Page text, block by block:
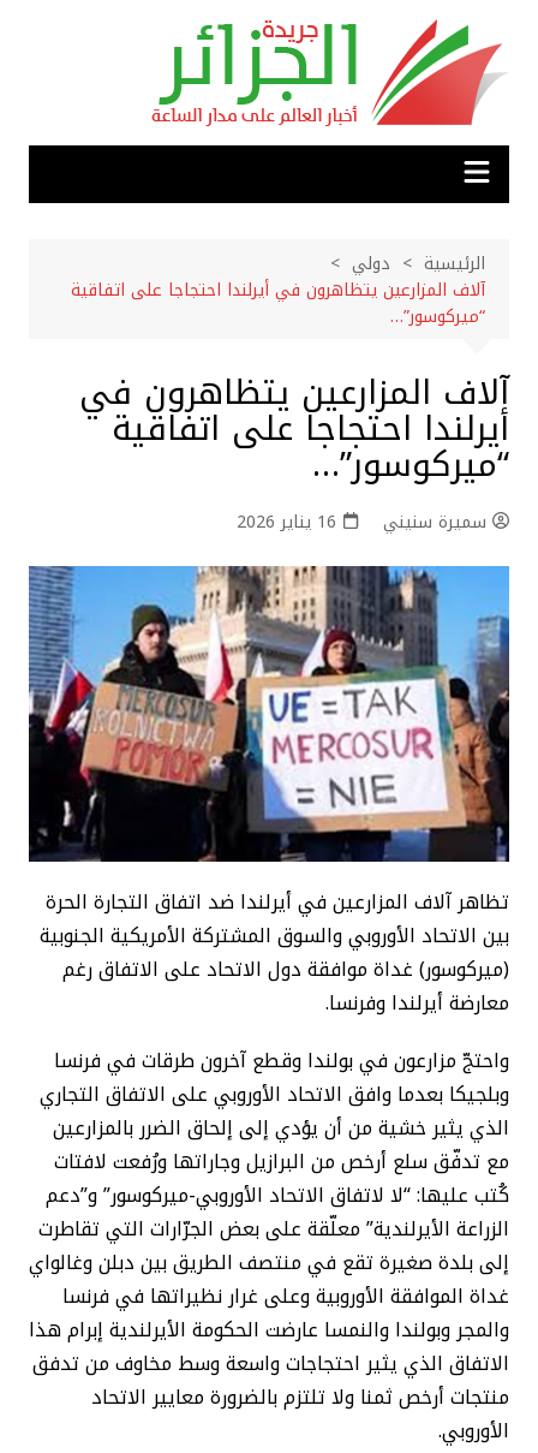
المحتوى
الرئيسية
دولي
آلاف المزارعين يتظاهرون في أيرلندا احتجاجا على اتفاقية
“ميركوسور”…
آلاف المزارعين يتظاهرون في
أيرلندا احتجاجا على اتفاقية
“ميركوسور”…
سميرة سنيني 16 يناير 2026
تظاهر آلاف المزارعين في أيرلندا ضد اتفاق التجارة الحرة
بين الاتحاد الأوروبي والسوق المشتركة الأمريكية الجنوبية
(ميركوسور) غداة موافقة دول الاتحاد على الاتفاق رغم
معارضة أيرلندا وفرنسا.
واحتجّ مزارعون في بولندا وقطع آخرون طرقات في فرنسا
وبلجيكا بعدما وافق الاتحاد الأوروبي على الاتفاق التجاري
الذي يثير خشية من أن يؤدي إلى إلحاق الضرر بالمزارعين
مع تدفّق سلع أرخص من البرازيل وجاراتها ورُفعت لافتات
كُتب عليها: “لا لاتفاق الاتحاد الأوروبي-ميركوسور” و”دعم
الزراعة الأيرلندية” معلّقة على بعض الجرّارات التي تقاطرت
إلى بلدة صغيرة تقع في منتصف الطريق بين دبلن وغالواي
غداة الموافقة الأوروبية وعلى غرار نظيراتها في فرنسا
والمجر وبولندا والنمسا عارضت الحكومة الأيرلندية إبرام هذا
الاتفاق الذي يثير احتجاجات واسعة وسط مخاوف من تدفق
منتجات أرخص ثمنا ولا تلتزم بالضرورة معايير الاتحاد
الأوروبي.